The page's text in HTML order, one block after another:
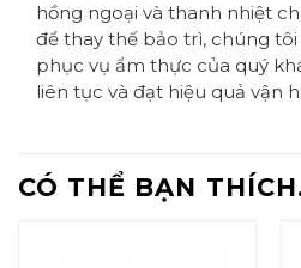
hồng ngoại và thanh nhiệt
để thay thế bảo trì, chúng
phục vụ ẩm thực của quý
liên tục và đạt hiệu quả vận
CÓ THỂ BẠN